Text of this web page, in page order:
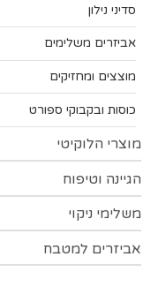
סדיני נילון
אביזרים משלימים
מוצצים ומחזיקים
כוסות ובקבוקי ספורט
מוצרי הלוקיטי
הגיינה וטיפוח
משלימי ניקוי
אביזרים למטבח